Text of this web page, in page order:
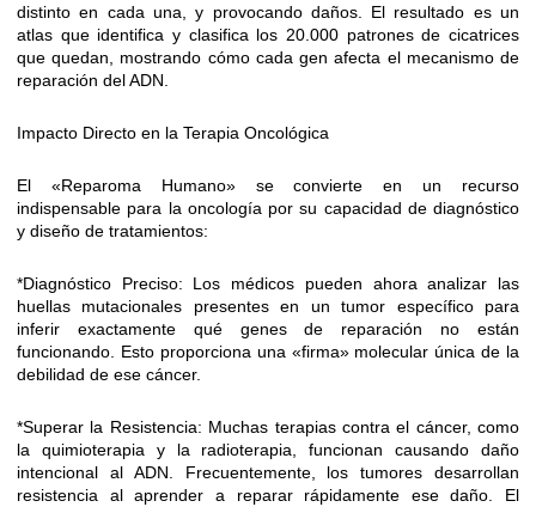
distinto en cada una, y provocando daños. El resultado es un
atlas que identifica y clasifica los 20.000 patrones de cicatrices
que quedan, mostrando cómo cada gen afecta el mecanismo de
reparación del ADN.
Impacto Directo en la Terapia Oncológica
El «Reparoma Humano» se convierte en un recurso
indispensable para la oncología por su capacidad de diagnóstico
y diseño de tratamientos:
*Diagnóstico Preciso: Los médicos pueden ahora analizar las
huellas mutacionales presentes en un tumor específico para
inferir exactamente qué genes de reparación no están
funcionando. Esto proporciona una «firma» molecular única de la
debilidad de ese cáncer.
*Superar la Resistencia: Muchas terapias contra el cáncer, como
la quimioterapia y la radioterapia, funcionan causando daño
intencional al ADN. Frecuentemente, los tumores desarrollan
resistencia al aprender a reparar rápidamente ese daño. El